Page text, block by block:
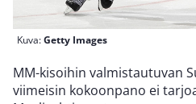
Kuva:Getty Images
MM-kisoihin valmistautuvan
viimeisin kokoonpano ei